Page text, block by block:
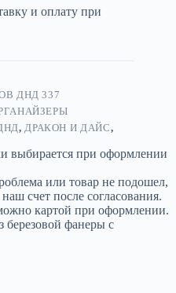
и оплату при
ДНД 337
, ДРАКОН И ДАЙС,
выбирается при оформлении
или товар не подошел,
счет после согласования.
картой при оформлении.
березовой фанеры с